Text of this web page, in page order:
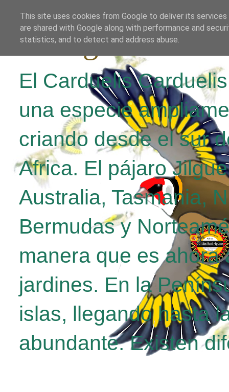
El Jilguero
El Carduelis
una especie
criando desde el sur
Africa. El pájaro
Australia, Tasmania,
Bermudas y
manera que es
jardines. En la
islas, llegando hasta
abundante. Existen
This site uses cookies from Google to deliver its
are shared with Google along with performance and
statistics, and to detect and address abuse.